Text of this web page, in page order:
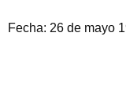
Fecha: 26 de mayo